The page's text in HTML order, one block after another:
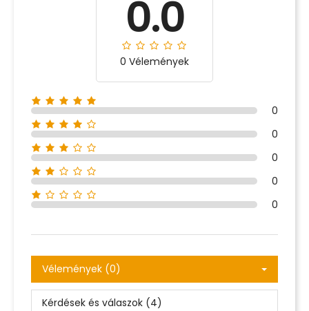
0.0
0 Vélemények
0
0
0
0
0
Vélemények (0)
Kérdések és válaszok (4)